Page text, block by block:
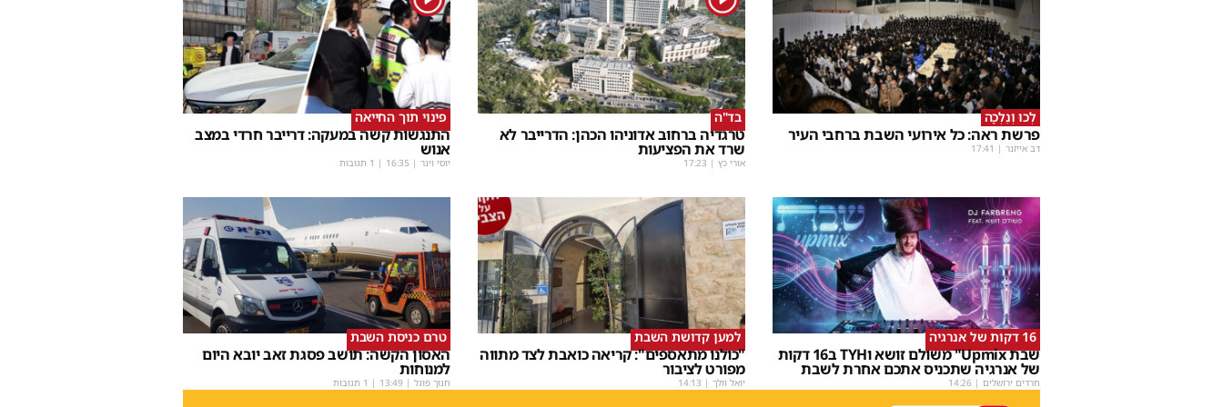
לְכוּ וְנֵלְכָה
פרשת ראה: כל אירועי השבת ברחבי העיר
דב אייזנר |
17:41
בד"ה
טרגדיה ברחוב אדוניהו הכהן: הדרייבר לא
שרד את הפציעות
אורי כץ |
17:23
פינוי תוך החייאה
התנגשות קשה במעקה: דרייבר חרדי במצב
אנוש
יוסי וינר |
16:35 | 1 תגובות
16 דקות של אנרגיה
שבת Upmix" משולם זושא וTYH ב16 דקות
של אנרגיה שתכניס אתכם אחרת לשבת
חרדים ירושלים |
14:26
למען קדושת השבת
"כולנו מתאספים": קריאה כואבת לצד מתווה
מפורט לציבור
יואל וולך |
14:13
טרם כניסת השבת
האסון הקשה: תושב פסגת זאב יובא היום
למנוחות
חנוך פוגל |
13:49 | 1 תגובות